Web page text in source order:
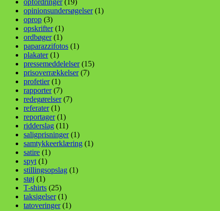
opfordringer(19)
opinionsundersøgelser(1)
oprop (3)
opskrifter(1)
ordbøger(1)
paparazzifotos (1)
plakater(1)
pressemeddelelser(15)
prisoverrækkelser(7)
profetier(1)
rapporter(7)
redegørelser(7)
referater(1)
reportager(1)
ridderslag (11)
saligprisninger(1)
samtykkeerklæring (1)
satire (1)
spyt (1)
stillingsopslag (1)
støj (1)
T-shirts (25)
taksigelser(1)
tatoveringer(1)